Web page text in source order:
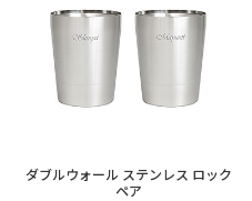
ダブルウォール ステンレス ロック
ペア